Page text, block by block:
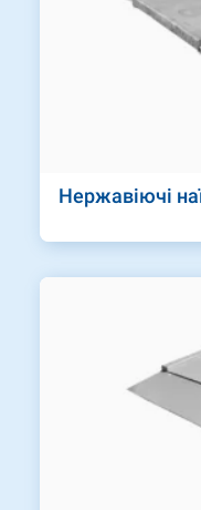
Нержавіючі